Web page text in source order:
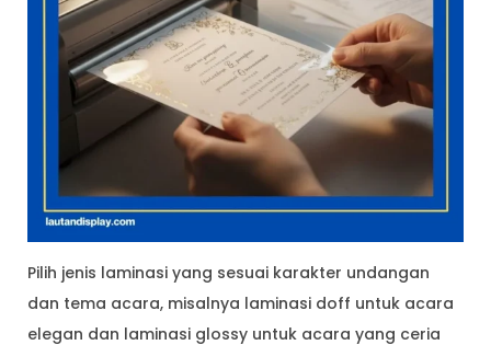
Pilih jenis laminasi yang sesuai karakter undangan
dan tema acara, misalnya laminasi doff untuk acara
elegan dan laminasi glossy untuk acara yang ceria